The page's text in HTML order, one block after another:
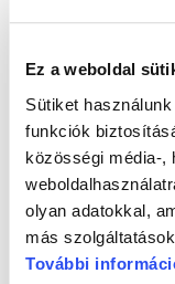
Ez a weboldal
Sütiket
funkciók
közösségi média-,
olyan adatokkal,
más
További
a Városi Mérnöki
építőmesterek is
halálozási adatait,
felsorolja az
szakirodalmi
Az életrajzok
hozzátartozójuk,
kapcsolatban, és